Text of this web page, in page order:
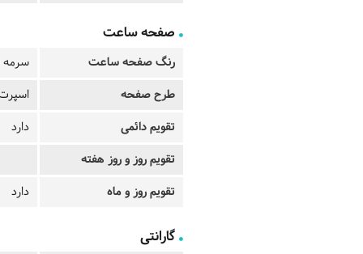
صفحه ساعت
رنگ صفحه ساعت
سرمه
طرح صفحه
تقویم دائمی
دارد
تقویم روز و روز هفته
تقویم روز و ماه
دارد
گارانتی